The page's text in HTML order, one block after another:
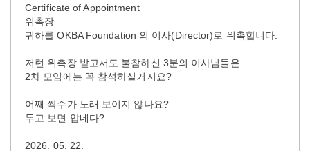
Certificate of Appointment
위촉장
귀하를 OKBA Foundation 의 이사(Director)로 위촉합니다.
저런 위촉장 받고서도 불참하신 3분의 이사님들은
2차 모임에는 꼭 참석하실거지요?
어째 싹수가 노래 보이지 않나요?
두고 보면 압네다?
2026. 05. 22.